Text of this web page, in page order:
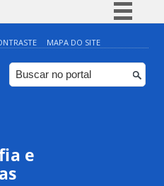
Simplifique!
Comunica BR
Participe
MAPA DO SITE
e